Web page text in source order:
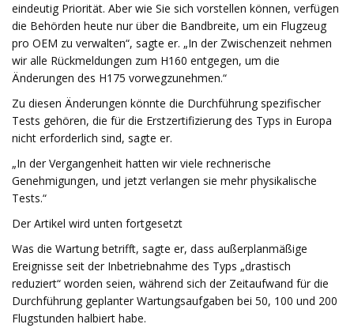
eindeutig Priorität. Aber wie Sie sich vorstellen können, verfügen
die Behörden heute nur über die Bandbreite, um ein Flugzeug
pro OEM zu verwalten“, sagte er. „In der Zwischenzeit nehmen
wir alle Rückmeldungen zum H160 entgegen, um die
Änderungen des H175 vorwegzunehmen.“
Zu diesen Änderungen könnte die Durchführung spezifischer
Tests gehören, die für die Erstzertifizierung des Typs in Europa
nicht erforderlich sind, sagte er.
„In der Vergangenheit hatten wir viele rechnerische
Genehmigungen, und jetzt verlangen sie mehr physikalische
Tests.“
Der Artikel wird unten fortgesetzt
Was die Wartung betrifft, sagte er, dass außerplanmäßige
Ereignisse seit der Inbetriebnahme des Typs „drastisch
reduziert“ worden seien, während sich der Zeitaufwand für die
Durchführung geplanter Wartungsaufgaben bei 50, 100 und 200
Flugstunden halbiert habe.